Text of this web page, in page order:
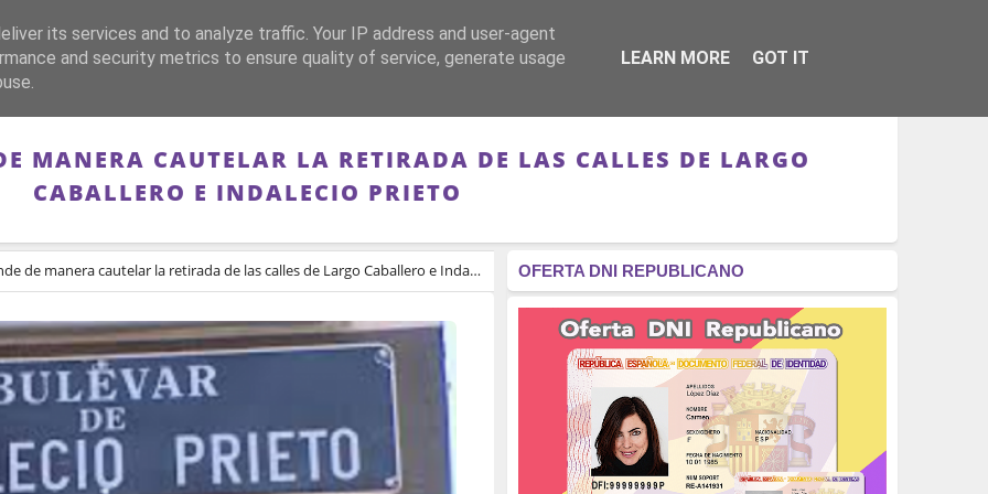
FRANQUISMO GUERRA DE ESPAÑA MEMORIA RÉGIMEN - MONARQUÍA
MANERA CAUTELAR LA RETIRADA DE LAS CALLES DE LARGO
CABALLERO E INDALECIO PRIETO
de manera cautelar la retirada de las calles de Largo Caballero e Indalecio Prieto OFERTA DNI REPUBLICANO
its services and to analyze traffic. Your IP address and user-agent
and security metrics to ensure quality of service, generate usage
LEARN MORE GOT IT